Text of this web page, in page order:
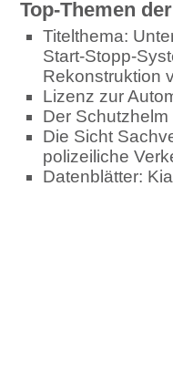
Top-Themen
Titelthema:
Start-Stopp-
Rekonstruktion
Lizenz zur
Der
Die Sicht
polizeiliche
Datenblätter: